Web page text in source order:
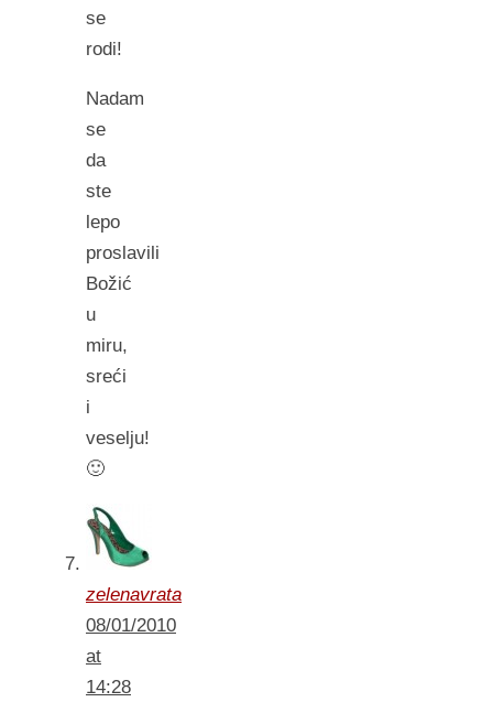
se
rodi!
Nadam
se
da
ste
lepo
proslavili
Božić
u
miru,
sreći
i
veselju!
🙂
zelenavrata
08/01/2010
at
14:28